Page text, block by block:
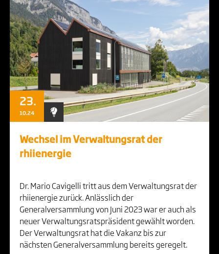
23.
10.24
Wechsel im Verwaltungsrat der
rhiienergie
Dr. Mario Cavigelli tritt aus dem Verwaltungsrat der
rhiienergie zurück. Anlässlich der
Generalversammlung von Juni 2023 war er auch als
neuer Verwaltungsratspräsident gewählt worden.
Der Verwaltungsrat hat die Vakanz bis zur
nächsten Generalversammlung bereits geregelt.